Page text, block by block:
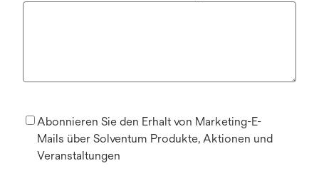
Abonnieren Sie den Erhalt von Marketing-E-
Mails über Solventum Produkte, Aktionen und
Veranstaltungen